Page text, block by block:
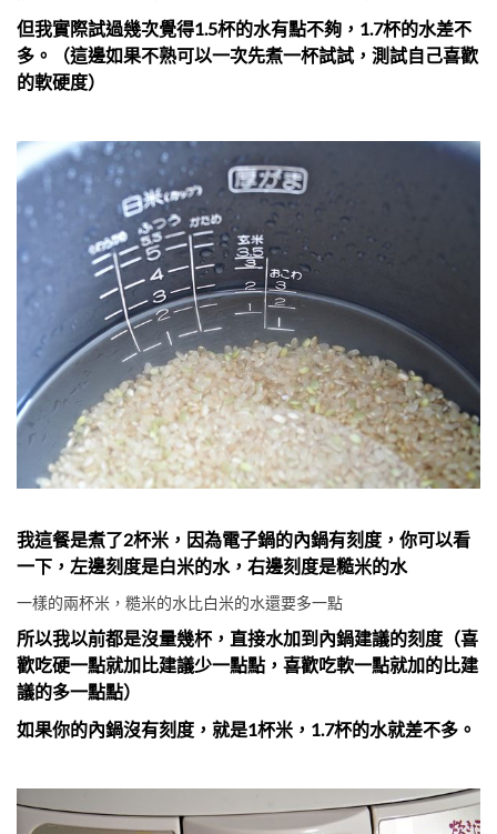
但我實際試過幾次覺得1.5杯的水有點不夠，1.7杯的水差不
多。（這邊如果不熟可以一次先煮一杯試試，測試自己喜歡
的軟硬度）
我這餐是煮了2杯米，因為電子鍋的內鍋有刻度，你可以看
一下，左邊刻度是白米的水，右邊刻度是糙米的水
一樣的兩杯米，糙米的水比白米的水還要多一點
所以我以前都是沒量幾杯，直接水加到內鍋建議的刻度（喜
歡吃硬一點就加比建議少一點點，喜歡吃軟一點就加的比建
議的多一點點）
如果你的內鍋沒有刻度，就是1杯米，1.7杯的水就差不多。